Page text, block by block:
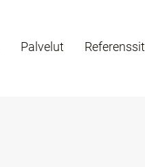
Palvelut Referenssit